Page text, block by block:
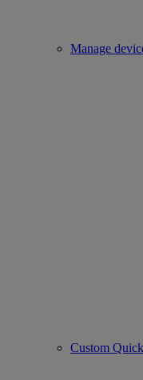
Manage
Custom